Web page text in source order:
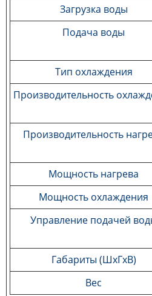
Загрузка воды
Подача воды
Тип охлаждения
Производительность
Производительность
Мощность нагрева
Мощность охлаждения
Управление подачей
Габариты (ШхГхВ)
Вес